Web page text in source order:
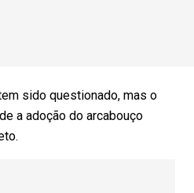
sido questionado, mas o
a adoção do arcabouço